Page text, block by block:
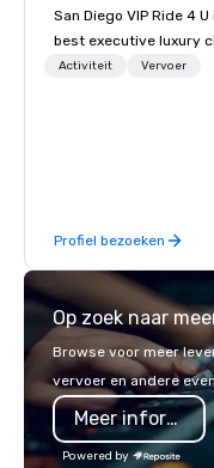
San Diego VIP Ride 4
best executive luxury
car service in San
for you to ride and
Diego with your
meeting or friends.
Activiteit Vervoer
Profiel bezoeken
Op zoek naar
Browse voor meer
vervoer en andere
Meer informatie
Powered by